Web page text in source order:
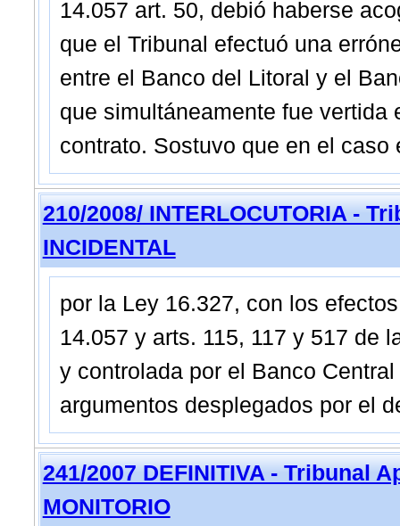
14.057 art. 50, debió haberse
que el Tribunal efectuó una
entre el Banco del Litoral y el
que simultáneamente fue
contrato. Sostuvo que en el
210/2008/ INTERLOCUTORIA -
INCIDENTAL
por la Ley 16.327, con los
14.057 y arts. 115, 117 y 517 de
y controlada por el Banco
argumentos desplegados por el
241/2007 DEFINITIVA - Tribunal
MONITORIO